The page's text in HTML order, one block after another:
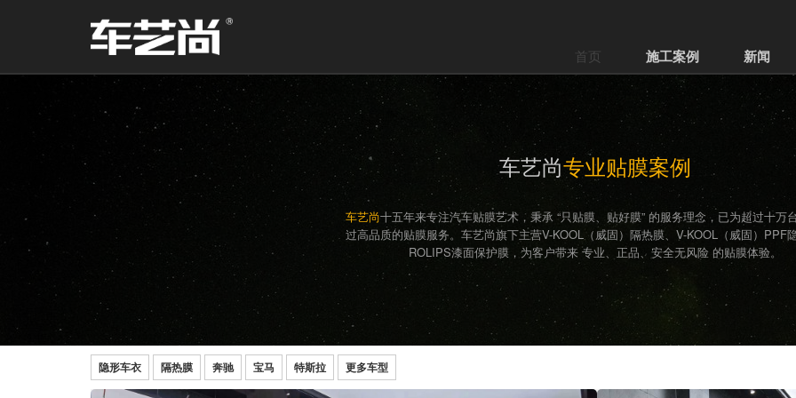
首页 施工案例 新闻
车艺尚专业贴膜案例
车艺尚十五年来专注汽车贴膜艺术，秉承 “只贴膜、贴好膜” 的服务理念，已为超过十万
过高品质的贴膜服务。车艺尚旗下主营V-KOOL（威固）隔热膜、V-KOOL（威固）PPF
ROLIPS漆面保护膜，为客户带来 专业、正品、安全无风险 的贴膜体验。
隐形车衣 隔热膜 奔驰 宝马 特斯拉 更多车型